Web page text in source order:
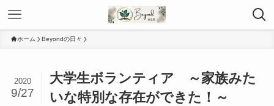
ホーム Beyondの日々
大学生ボランティア ～家族みた
いな特別な存在ができた！～
2020
9/27